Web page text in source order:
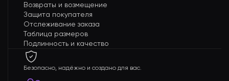
Возвраты и возмещение
Защита покупателя
Отслеживание заказа
Таблица размеров
Подлинность и качество
Безопасно, надёжно и создано для вас.